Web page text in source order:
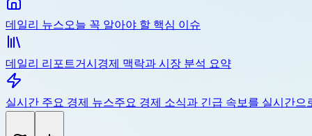
데일리 뉴스오늘 꼭 알아야 할 핵심 이슈
데일리 리포트거시경제 맥락과 시장 분석 요약
실시간 주요 경제 뉴스주요 경제 소식과 긴급 속보를 실시간으